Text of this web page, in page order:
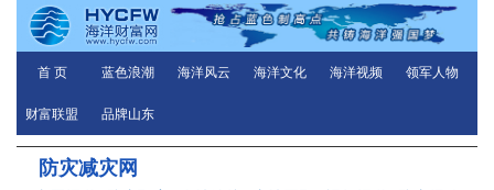
首 页 蓝色浪潮 海洋风云 海洋文化 海洋视频 领军人物
财富联盟 品牌山东
防灾减灾网